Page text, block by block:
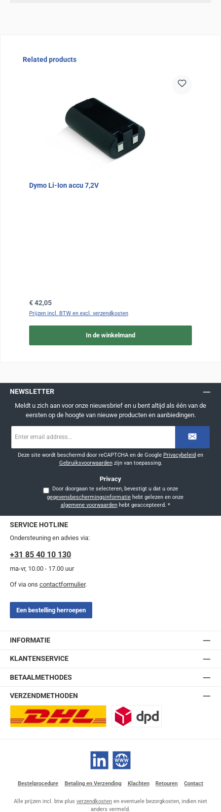
Sla de afbeeldingengalerij over
Related products
Dymo Li-Ion accu 7,2V
Normale prijs:
€ 42,05
Prijzen incl. BTW en excl. verzendkosten
In de winkelmand
NEWSLETTER
Meldt u zich aan voor onze nieuwsbrief en u bent altijd als één van de
eersten op de hoogte van nieuwe producten en aanbiedingen.
mailadres
Deze site wordt beschermd door reCAPTCHA en de Google Privacybeleid en
Gebruiksvoorwaardenzijn van toepassing.
Privacy
Door doorgaan te selecteren, bevestigt u dat u onze
gegevensbeschermingsinformatie
algemene voorwaardenhebt geaccepteerd. *
SERVICE HOTLINE
Ondersteuning en advies via:
+31 85 40 10 130
ma-vr, 10.00 - 17.00 uur
Of via ons contactformulier.
Een bestelling herroepen
INFORMATIE
KLANTENSERVICE
BETAALMETHODES
VERZENDMETHODEN
LinkedIn Website
Bestelprocedure Betaling en Verzending Klachten Retouren Contact
Alle prijzen incl. btw plus verzendkosten en eventuele bezorgkosten, indien niet
anders vermeld.